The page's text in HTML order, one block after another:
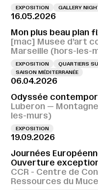
EXPOSITION GALLERY
16.05.2026
Mon plus beau plan
[mac] Musee d’art
Marseille (hors-les-
EXPOSITION QUARTIERS
SAISON MÉDITERRANÉE
06.04.2026
Odyssée
Luberon —
les-murs)
EXPOSITION
19.09.2026
Journées
Ouverture
CCR - Centre de
Ressources du